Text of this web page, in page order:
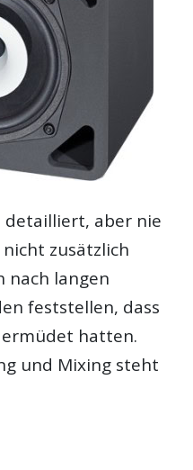
detailliert, aber nie
zusätzlich
nach langen
feststellen, dass
hatten.
und Mixing steht